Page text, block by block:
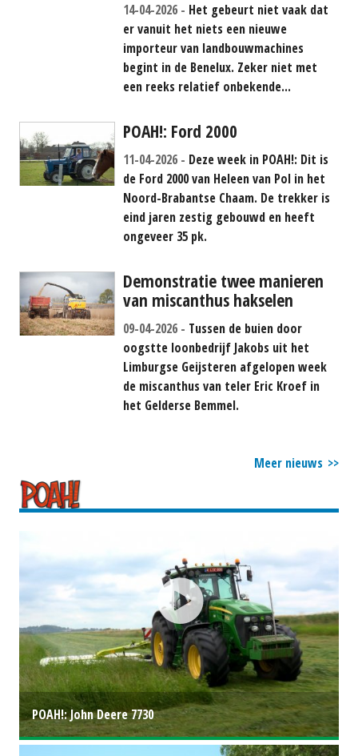
14-04-2026
Het gebeurt niet vaak dat
er vanuit het niets een nieuwe
importeur van landbouwmachines
begint in de Benelux. Zeker niet met
een reeks relatief onbekende...
POAH!: Ford 2000
11-04-2026
Deze week in POAH!: Dit is
de Ford 2000 van Heleen van Pol in het
Noord-Brabantse Chaam. De trekker is
eind jaren zestig gebouwd en heeft
ongeveer 35 pk.
Demonstratie twee manieren
van miscanthus hakselen
09-04-2026
Tussen de buien door
oogstte loonbedrijf Jakobs uit het
Limburgse Geijsteren afgelopen week
de miscanthus van teler Eric Kroef in
het Gelderse Bemmel.
Meer nieuws
POAH!: John Deere 7730